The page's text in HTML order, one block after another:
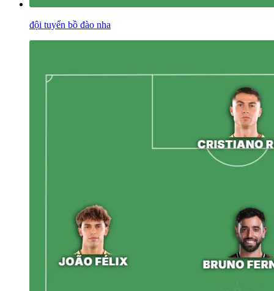
đội tuyển bồ đào nha